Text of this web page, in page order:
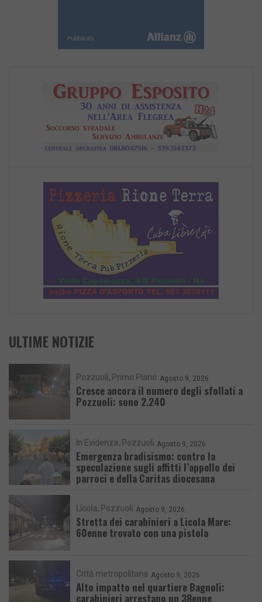
ULTIME NOTIZIE
Pozzuoli Primo Piano Agosto 9, 2026
Cresce ancora il numero degli sfollati a
Pozzuoli: sono 2.240
In Evidenza Pozzuoli Agosto 9, 2026
Emergenza bradisismo: contro la
speculazione sugli affitti l’appello dei
parroci e della Caritas diocesana
Licola Pozzuoli Agosto 9, 2026
Stretta dei carabinieri a Licola Mare:
60enne trovato con una pistola
Città metropolitana Agosto 9, 2026
Alto impatto nel quartiere Bagnoli:
carabinieri arrestano un 38enne